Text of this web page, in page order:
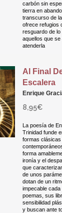
carbón sin
tierra en
transcurso de
ofrece refugios
resguardo de lo
aquellos que
atenderla
Al Final
Escalera
Enrique
8,95€
La poesía de
Trinidad funde
formas clásicas
forma
ironía y el
que
de unos
dotan de un
impecable cada
poemas, sus
sensibilidad
y buscan ante